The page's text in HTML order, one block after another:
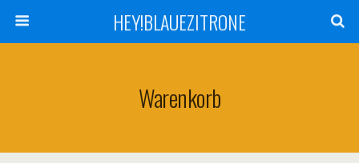
HEY!BLAUEZITRONE
Warenkorb